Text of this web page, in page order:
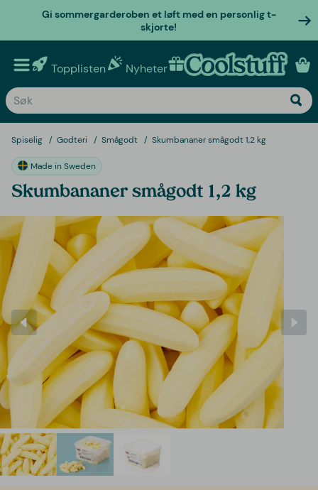
Gi sommergarderoben et løft med en personlig t-
skjorte!
Topplisten Nyheter Personlige gaver
Spiselig Godteri Smågodt Skumbananer smågodt 1,2 kg
Made in Sweden
Skumbananer smågodt 1,2 kg